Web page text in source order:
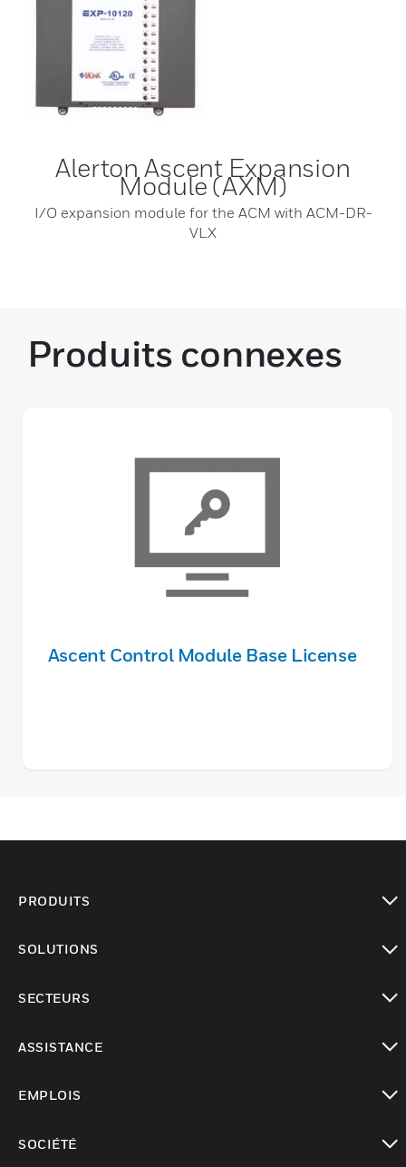
Alerton Ascent Expansion
Module (AXM)
I/O expansion module for the ACM with ACM-DR-
VLX
Produits connexes
Ascent Control Module Base License
PRODUITS
SOLUTIONS
SECTEURS
ASSISTANCE
EMPLOIS
SOCIÉTÉ